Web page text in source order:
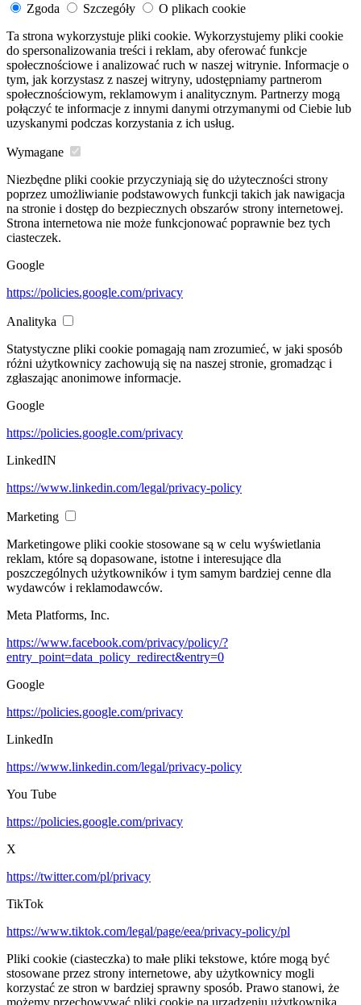
Zgoda Szczegóły
O plikach cookie
Ta strona wykorzystuje pliki cookie. Wykorzystujemy pliki cookie
do spersonalizowania treści i reklam, aby oferować funkcje
społecznościowe i analizować ruch w naszej witrynie. Informacje o
tym, jak korzystasz z naszej witryny, udostępniamy partnerom
społecznościowym, reklamowym i analitycznym. Partnerzy mogą
połączyć te informacje z innymi danymi otrzymanymi od Ciebie lub
uzyskanymi podczas korzystania z ich usług.
Wymagane
Niezbędne pliki cookie przyczyniają się do użyteczności strony
poprzez umożliwianie podstawowych funkcji takich jak nawigacja
na stronie i dostęp do bezpiecznych obszarów strony internetowej.
Strona internetowa nie może funkcjonować poprawnie bez tych
ciasteczek.
Google
https://policies.google.com/privacy
Analityka
Statystyczne pliki cookie pomagają nam zrozumieć, w jaki sposób
różni użytkownicy zachowują się na naszej stronie, gromadząc i
zgłaszając anonimowe informacje.
Google
https://policies.google.com/privacy
LinkedIN
https://www.linkedin.com/legal/privacy-policy
Marketing
Marketingowe pliki cookie stosowane są w celu wyświetlania
reklam, które są dopasowane, istotne i interesujące dla
poszczególnych użytkowników i tym samym bardziej cenne dla
wydawców i reklamodawców.
Meta Platforms, Inc.
https://www.facebook.com/privacy/policy/?
entry_point=data_policy_redirect&entry=0
Google
https://policies.google.com/privacy
LinkedIn
https://www.linkedin.com/legal/privacy-policy
You Tube
https://policies.google.com/privacy
X
https://twitter.com/pl/privacy
TikTok
https://www.tiktok.com/legal/page/eea/privacy-policy/pl
Pliki cookie (ciasteczka) to małe pliki tekstowe, które mogą być
stosowane przez strony internetowe, aby użytkownicy mogli
korzystać ze stron w bardziej sprawny sposób. Prawo stanowi, że
możemy przechowywać pliki cookie na urządzeniu użytkownika,